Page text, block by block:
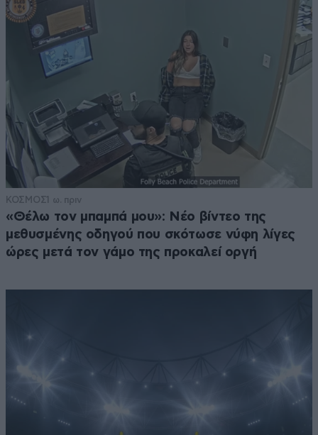
ΚΟΣΜΟΣ1 ω. πριν
«Θέλω τον μπαμπά μου»: Νέο βίντεο της
μεθυσμένης οδηγού που σκότωσε νύφη λίγες
ώρες μετά τον γάμο της προκαλεί οργή